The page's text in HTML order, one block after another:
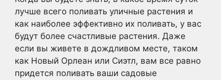
лучше всего поливать уличные растения и
как наиболее эффективно их поливать, у вас
будут более счастливые растения. Даже
если вы живете в дождливом месте, таком
как Новый Орлеан или Сиэтл, вам все равно
придется поливать ваши садовые